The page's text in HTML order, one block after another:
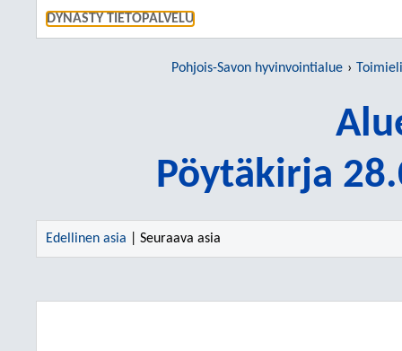
DYNASTY TIETOPALVELU
Pohjois-Savon hyvinvointialue
Pöytäkirja
Edellinen asia | Seuraava asia